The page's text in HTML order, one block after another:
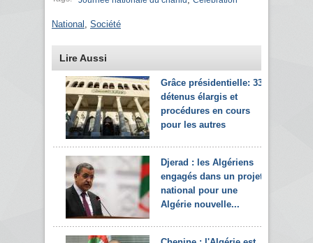
National Société
Lire Aussi
Grâce présidentielle: 33
détenus élargis et
procédures en cours
pour les autres
Djerad : les Algériens
engagés dans un projet
national pour une
Algérie nouvelle...